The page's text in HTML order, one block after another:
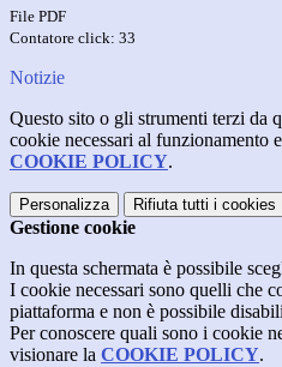
File PDF
Contatore click: 33
Notizie
Questo sito o gli strumenti terzi da
cookie necessari al funzionamento
COOKIE POLICY.
Personalizza Rifiuta tutti i cookies
Gestione cookie
In questa schermata è possibile
I cookie necessari sono quelli che
piattaforma e non è possibile
Per conoscere quali sono i cookie
visionare la COOKIE POLICY.